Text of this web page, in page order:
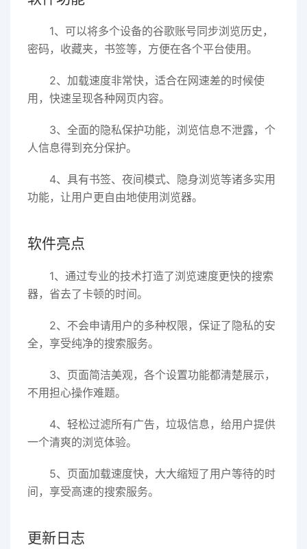
1、可以将多个设备的谷歌账号同步浏览历史，
密码，收藏夹，书签等，方便在各个平台使用。
2、加载速度非常快，适合在网速差的时候使
用，快速呈现各种网页内容。
3、全面的隐私保护功能，浏览信息不泄露，个
人信息得到充分保护。
4、具有书签、夜间模式、隐身浏览等诸多实用
功能，让用户更自由地使用浏览器。
软件亮点
1、通过专业的技术打造了浏览速度更快的搜索
器，省去了卡顿的时间。
2、不会申请用户的多种权限，保证了隐私的安
全，享受纯净的搜索服务。
3、页面简洁美观，各个设置功能都清楚展示，
不用担心操作难题。
4、轻松过滤所有广告，垃圾信息，给用户提供
一个清爽的浏览体验。
5、页面加载速度快，大大缩短了用户等待的时
间，享受高速的搜索服务。
更新日志